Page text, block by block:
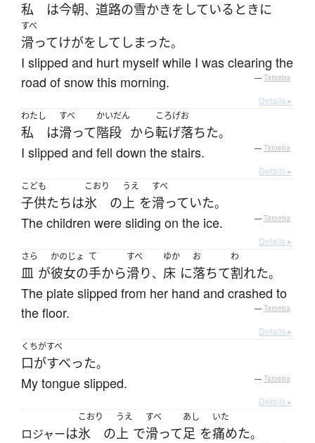
私 は今朝、 道路の雪かきを している ときに
すべ
滑ってけがを して しまった。
I slipped and hurt myself while I was clearing the
road of snow this morning.
— Tatoeba
Details ▸
わたし
私 は
すべ
滑って
かいだん
階段 から
ころげお
転げ落ちた。
I slipped and fell down the stairs. — Tatoeba
Details ▸
こども
子供たちは
こおり
氷 の
うえ
上 を
すべ
滑っていた。
The children were sliding on the ice. — Tatoeba
Details ▸
さら
皿 が
かのじょ
彼女の
て
手から
すべ
滑り、
ゆか
床 に
お
落ちて
わ
割れた。
The plate slipped from her hand and crashed to
the floor.
— Tatoeba
Details ▸
くちがすべ
口がすべった。
My tongue slipped. — Tatoeba
Details ▸
ロジャーは
こおり
氷 の
うえ
上 で
すべ
滑って
あし
足 を
いた
痛めた。